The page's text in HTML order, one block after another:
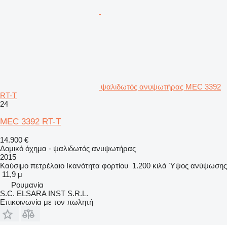
ψαλιδωτός ανυψωτήρας MEC 3392
RT-T
24
MEC 3392 RT-T
14.900 €
Δομικό όχημα - ψαλιδωτός ανυψωτήρας
2015
Καύσιμο πετρέλαιο Ικανότητα φορτίου 1.200 κιλά Ύψος ανύψωσης
11,9 μ
Ρουμανία
S.C. ELSARA INST S.R.L.
Επικοινωνία με τον πωλητή